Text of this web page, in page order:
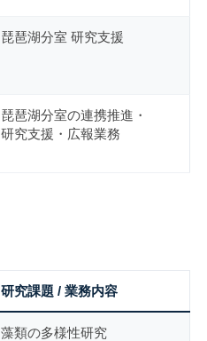
琵琶湖分室 研究支援
琵琶湖分室の連携推進・
研究支援・広報業務
研究課題 / 業務内容
藻類の多様性研究